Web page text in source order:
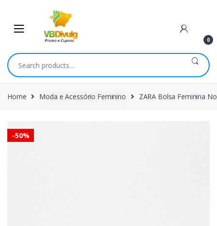
navigation
content
0
Search
for:
Home Moda e Acessório Feminino ZARA Bolsa Feminina
-50%